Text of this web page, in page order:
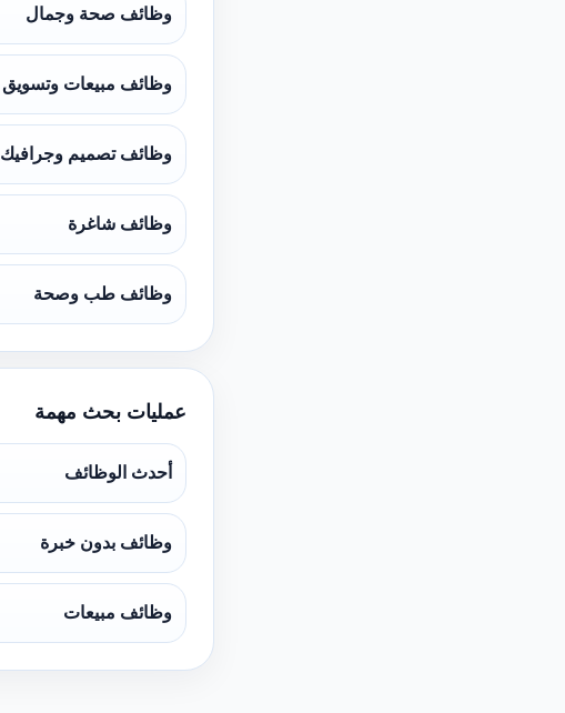
وظائف صحة وجمال
وظائف مبيعات وتسويق
وظائف تصميم وجرافيك
وظائف شاغرة
وظائف طب وصحة
عمليات بحث مهمة
أحدث الوظائف
وظائف بدون خبرة
وظائف مبيعات